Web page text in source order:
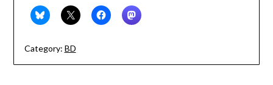
Category: BD